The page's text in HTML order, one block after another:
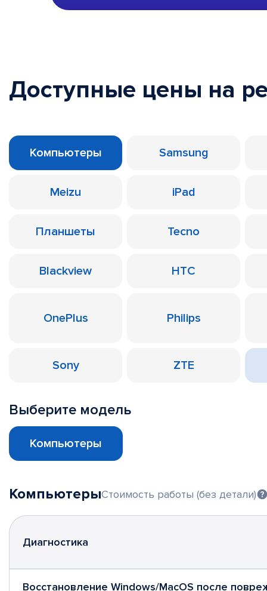
Доступные цены на
Компьютеры Samsung
Meizu iPad
Планшеты Tecno
Blackview HTC
OnePlus Philips
Sony ZTE
Выберите модель
Компьютеры
КомпьютерыСтоимость работы (без детали)
Диагностика
Восстановление Windows/MacOS после